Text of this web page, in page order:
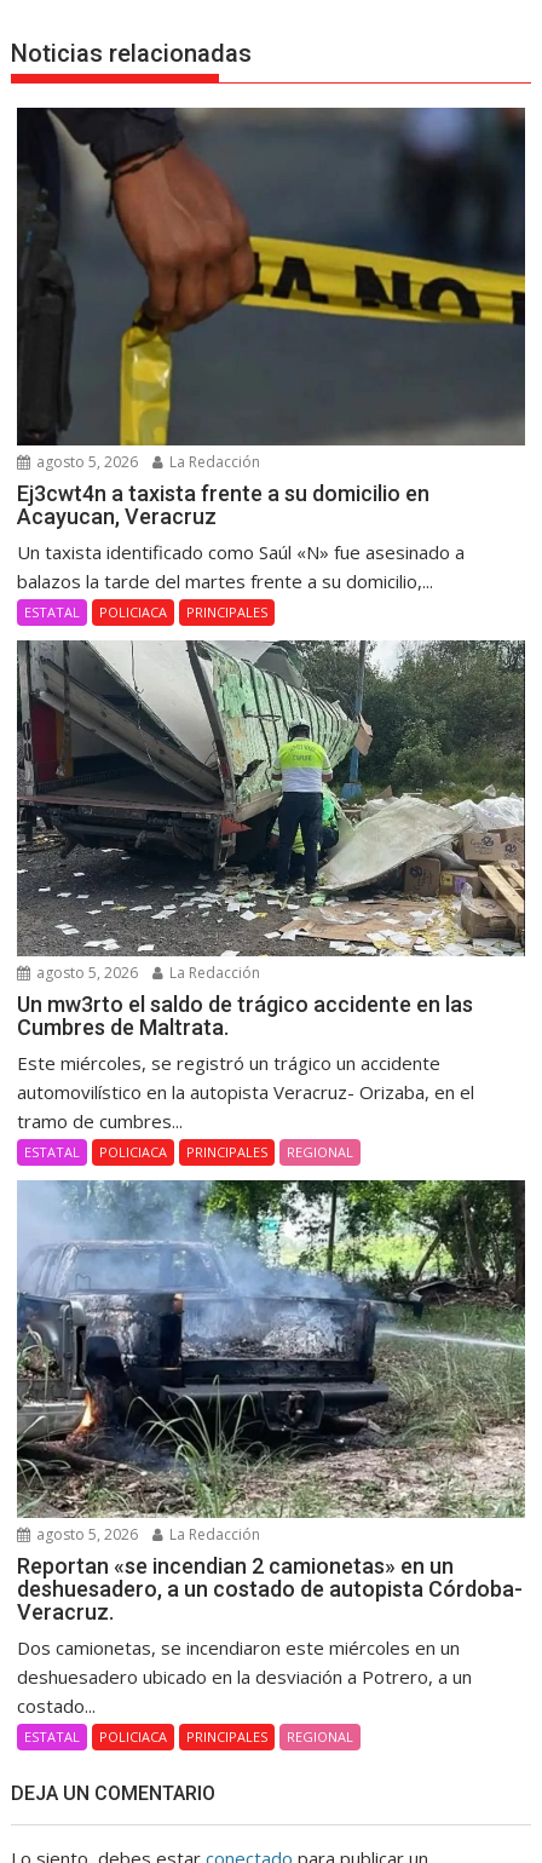
Noticias relacionadas
agosto 5, 2026 La Redacción
Ej3cwt4n a taxista frente a su domicilio en
Acayucan, Veracruz
Un taxista identificado como Saúl «N» fue asesinado a
balazos la tarde del martes frente a su domicilio,...
ESTATAL POLICIACA PRINCIPALES
agosto 5, 2026 La Redacción
Un mw3rto el saldo de trágico accidente en las
Cumbres de Maltrata.
Este miércoles, se registró un trágico un accidente
automovilístico en la autopista Veracruz- Orizaba, en el
tramo de cumbres...
ESTATAL POLICIACA PRINCIPALES REGIONAL
agosto 5, 2026 La Redacción
Reportan «se incendian 2 camionetas» en un
deshuesadero, a un costado de autopista Córdoba-
Veracruz.
Dos camionetas, se incendiaron este miércoles en un
deshuesadero ubicado en la desviación a Potrero, a un
costado...
ESTATAL POLICIACA PRINCIPALES REGIONAL
DEJA UN COMENTARIO
Lo siento, debes estarconectado para publicar un